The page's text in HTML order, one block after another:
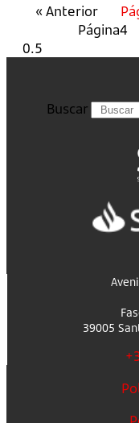
« Anterior
Página4
Buscar
39005